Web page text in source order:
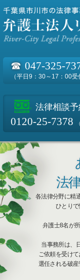
☎ 047-325-
（平日9：30～17：00受
法律相談
0120-25-7378
法
各法律分野に精
ひとりで
弁護士8名が
当事務所は、
ご依頼を受け
選任される破産